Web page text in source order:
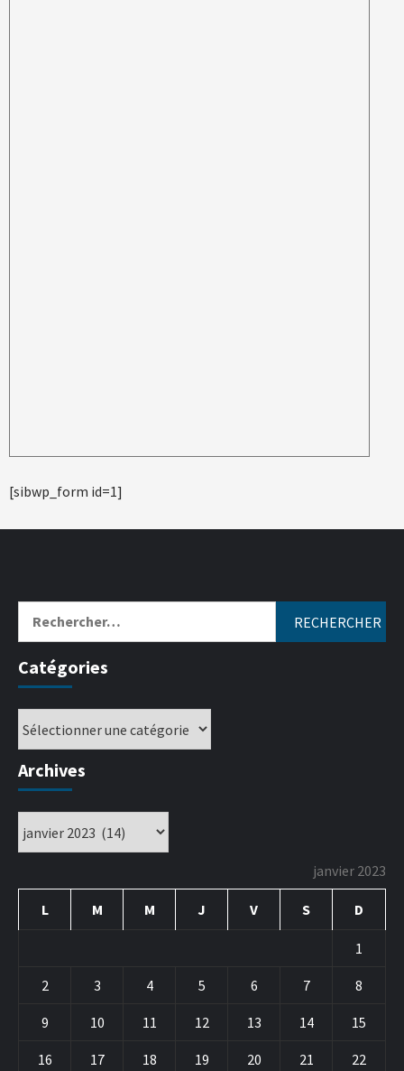
[sibwp_form id=1]
Catégories
Archives
janvier 2023
L M M J V S D
1
2 3 4 5 6 7 8
9 10 11 12 13 14 15
16 17 18 19 20 21 22